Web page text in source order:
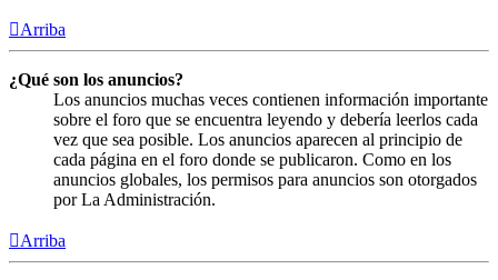
Arriba
¿Qué son los anuncios?
Los anuncios muchas veces contienen información importante
sobre el foro que se encuentra leyendo y debería leerlos cada
vez que sea posible. Los anuncios aparecen al principio de
cada página en el foro donde se publicaron. Como en los
anuncios globales, los permisos para anuncios son otorgados
por La Administración.
Arriba